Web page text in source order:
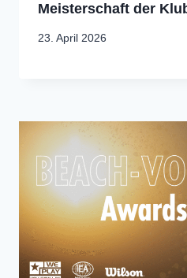
Meisterschaft der
23. April 2026